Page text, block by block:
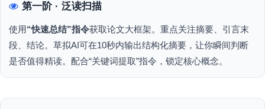
第一阶 · 泛读扫描
使用“快速总结”指令获取论文大框架。重点关注摘要、引言末
段、结论。草拟AI可在10秒内输出结构化摘要，让你瞬间判断
是否值得精读。配合“关键词提取”指令，锁定核心概念。